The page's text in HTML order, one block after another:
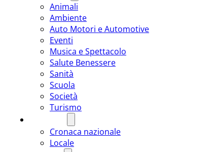
Animali
Ambiente
Auto Motori e Automotive
Eventi
Musica e Spettacolo
Salute Benessere
Sanità
Scuola
Società
Turismo
Cronaca nazionale
Locale